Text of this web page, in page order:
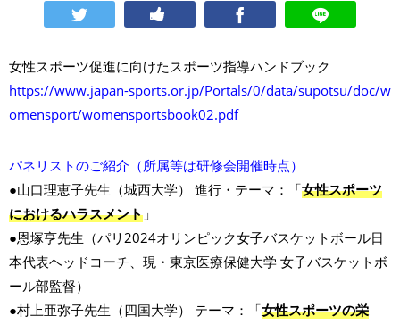
女性スポーツ促進に向けたスポーツ指導ハンドブック
https://www.japan-sports.or.jp/Portals/0/data/supotsu/doc/w
omensport/womensportsbook02.pdf
パネリストのご紹介（所属等は研修会開催時点）
●山口理恵子先生（城西大学） 進行・テーマ：「女性スポーツ
におけるハラスメント 」
●恩塚亨先生（パリ2024オリンピック女子バスケットボール日
本代表ヘッドコーチ、現・東京医療保健大学 女子バスケットボ
ール部監督）
●村上亜弥子先生（四国大学） テーマ：「女性スポーツの栄